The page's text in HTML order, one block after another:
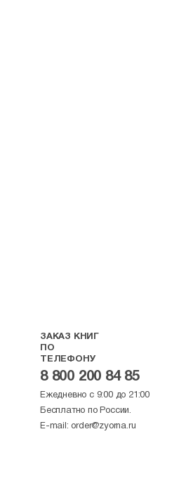
ЗАКАЗ КНИГ
ПО
ТЕЛЕФОНУ
8 800 200 84 85
Ежедневно с 9:00 до 21:00
Бесплатно по России.
E-mail: order@zyorna.ru